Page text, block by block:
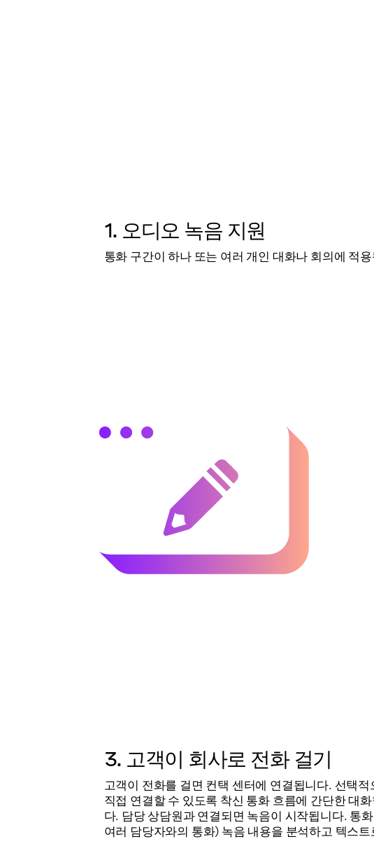
1. 오디오 녹음 지원
통화 구간이 하나 또는 여러 개인 대화나 회의에 적
3. 고객이 회사로 전화 걸기
고객이 전화를 걸면 컨택 센터에 연결됩니다. 선택
직접 연결할 수 있도록 착신 통화 흐름에 간단한 대
다. 담당 상담원과 연결되면 녹음이 시작됩니다. 통
여러 담당자와의 통화) 녹음 내용을 분석하고 텍스